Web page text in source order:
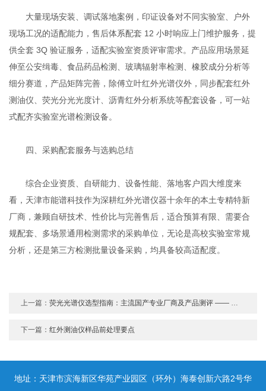
大量现场安装、调试落地案例，印证设备对不同实验室、户外
现场工况的适配能力，售后体系配套 12 小时响应上门维护服务，提
供全套 3Q 验证服务，适配实验室资质评审需求。产品应用场景延
伸至公安缉毒、食品药品检测、玻璃辐射率检测、橡胶成分分析等
细分赛道，产品矩阵完善，除傅立叶红外光谱仪外，同步配套红外
测油仪、荧光分光光度计、沥青红外分析系统等配套设备，可一站
式配齐实验室光谱检测设备。
四、采购配套服务与选购总结
综合企业资质、自研能力、设备性能、落地客户四大维度来
看，天津市能谱科技作为深耕红外光谱仪器十余年的本土专精特新
厂商，兼顾自研技术、性价比与完善售后，适合预算有限、需要合
规配套、多场景通用检测需求的采购单位，无论是高校实验室常规
分析，还是第三方检测批量设备采购，均具备较高适配度。
上一篇：荧光光谱仪选型指南：主流国产专业厂商及产品测评 —— 天津市能谱科技专项解析
下一篇：红外测油仪样品前处理要点
地址：天津市滨海新区华苑产业园区（环外）海泰创新六路2号华